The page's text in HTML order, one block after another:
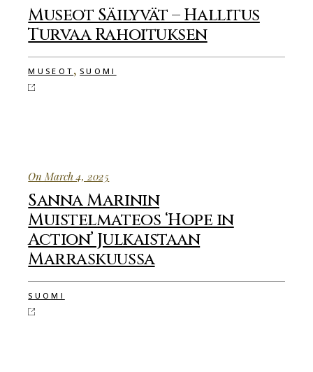
Museot Säilyvät – Hallitus
Turvaa Rahoituksen
MUSEOT , SUOMI
On March 4, 2025
Sanna Marinin
Muistelmateos ‘Hope in
Action’ Julkaistaan
Marraskuussa
SUOMI